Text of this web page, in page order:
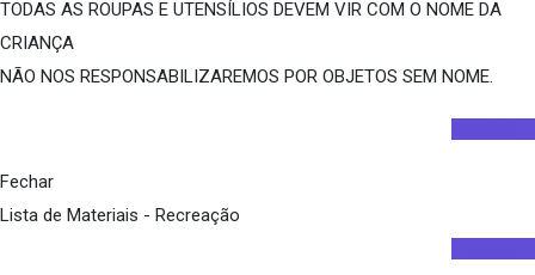
TODAS AS ROUPAS E UTENSÍLIOS DEVEM VIR COM O NOME DA
CRIANÇA
NÃO NOS RESPONSABILIZAREMOS POR OBJETOS SEM NOME.
Fechar
Lista de Materiais - Recreação